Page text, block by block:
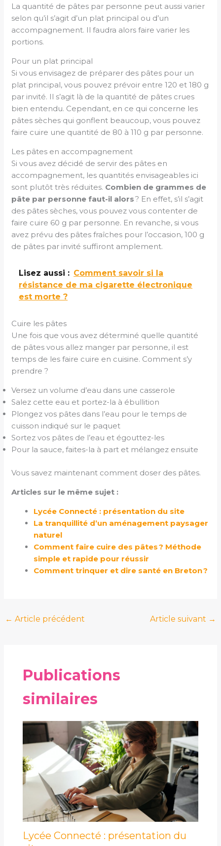
La quantité de pâtes par personne peut aussi varier
selon qu’il s’agit d’un plat principal ou d’un
accompagnement. Il faudra alors faire varier les
portions.
Pour un plat principal
Si vous envisagez de préparer des pâtes pour un
plat principal, vous pouvez prévoir entre 120 et 180 g
par invité. Il s’agit là de la quantité de pâtes crues
bien entendu. Cependant, en ce qui concerne les
pâtes sèches qui gonflent beaucoup, vous pouvez
faire cuire une quantité de 80 à 110 g par personne.
Les pâtes en accompagnement
Si vous avez décidé de servir des pâtes en
accompagnement, les quantités envisageables ici
sont plutôt très réduites. Combien de grammes de
pâte par personne faut-il alors? En effet, s’il s’agit
des pâtes sèches, vous pouvez vous contenter de
faire cuire 60 g par personne. En revanche, si vous
avez prévu des pâtes fraîches pour l’occasion, 100 g
de pâtes par invité suffiront amplement.
Lisez aussi : Comment savoir si la
résistance de ma cigarette électronique
est morte ?
Cuire les pâtes
Une fois que vous avez déterminé quelle quantité
de pâtes vous allez manger par personne, il est
temps de les faire cuire en cuisine. Comment s’y
prendre ?
Versez un volume d’eau dans une casserole
Salez cette eau et portez-la à ébullition
Plongez vos pâtes dans l’eau pour le temps de
cuisson indiqué sur le paquet
Sortez vos pâtes de l’eau et égouttez-les
Pour la sauce, faites-la à part et mélangez ensuite
Vous savez maintenant comment doser des pâtes.
Articles sur le même sujet :
Lycée Connecté : présentation du site
La tranquillité d’un aménagement paysager
naturel
Comment faire cuire des pâtes ? Méthode
simple et rapide pour réussir
Comment trinquer et dire santé en Breton ?
← Article précédent Article suivant →
Publications
similaires
Lycée Connecté : présentation du